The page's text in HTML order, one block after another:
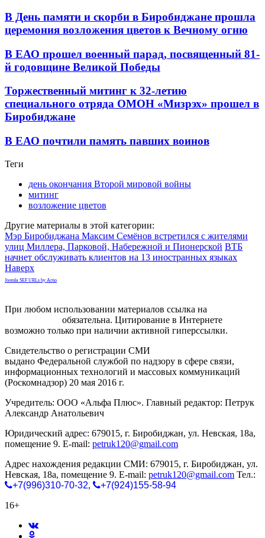
В День памяти и скорби в Биробиджане прошла
церемония возложения цветов к Вечному огню
В ЕАО прошел военный парад, посвященный 81-
й годовщине Великой Победы
Торжественный митинг к 32-летию
специального отряда ОМОН «Мизрэх» прошел в
Биробиджане
В ЕАО почтили память павших воинов
Теги
день окончания Второй мировой войны
митинг
возложение цветов
Другие материалы в этой категории:
Мэр Биробиджана Максим Семёнов встретился с жителями
улиц Миллера, Парковой, Набережной и Пионерской ВТБ
начнет обслуживать клиентов на 13 иностранных языках
Наверх
Joomla SEF URLs by Artio
При любом использовании материалов ссылка на
обязательна. Цитирование в Интернете
возможно только при наличии активной гиперссылки.
Свидетельство о регистрации СМИ
выдано Федеральной службой по надзору в сфере связи,
информационных технологий и массовых коммуникаций
(Роскомнадзор) 20 мая 2016 г.
Учредитель: ООО «Альфа Плюс». Главный редактор: Петрук
Александр Анатольевич
Юридический адрес: 679015, г. Биробиджан, ул. Невская, 18а,
помещение 9. E-mail: petruk120@gmail.com
Адрес нахождения редакции СМИ: 679015, г. Биробиджан, ул.
Невская, 18а, помещение 9. E-mail: petruk120@gmail.com Тел.:
+7(996)310-70-32,
+7(924)155-58-94
16+